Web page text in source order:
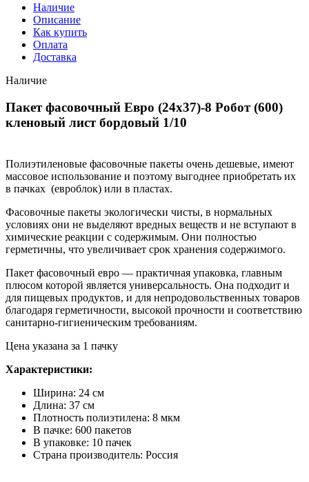
Наличие
Описание
Как купить
Оплата
Доставка
Наличие
Пакет фасовочный Евро (24х37)-8 Робот (600)
кленовый лист бордовый 1/10
Полиэтиленовые фасовочные пакеты очень дешевые, имеют
массовое использование и поэтому выгоднее приобретать их
в пачках (евроблок) или в пластах.
Фасовочные пакеты экологически чисты, в нормальных
условиях они не выделяют вредных веществ и не вступают в
химические реакции с содержимым. Они полностью
герметичны, что увеличивает срок хранения содержимого.
Пакет фасовочный евро — практичная упаковка, главным
плюсом которой является универсальность. Она подходит и
для пищевых продуктов, и для непродовольственных товаров
благодаря герметичности, высокой прочности и соответствию
санитарно-гигиеническим требованиям.
Цена указана за 1 пачку
Характеристики:
Ширина: 24 см
Длина: 37 см
Плотность полиэтилена: 8 мкм
В пачке: 600 пакетов
В упаковке: 10 пачек
Страна производитель: Россия